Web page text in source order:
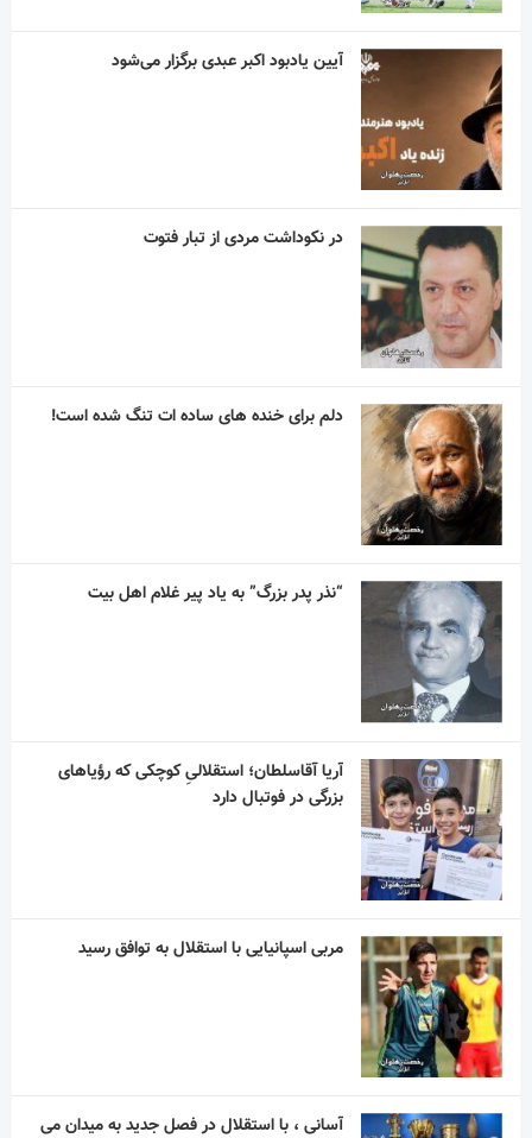
آیین یادبود اکبر عبدی برگزار می‌شود
در نکوداشت مردی از تبار فتوت
دلم برای خنده های ساده ات تنگ شده است!
“نذر پدر بزرگ” به یاد پیر غلام اهل بیت
آریا آقاسلطان؛ استقلالیِ کوچکی که رؤیاهای
بزرگی در فوتبال دارد
مربی اسپانیایی با استقلال به توافق رسید
آسانی ، با استقلال در فصل جدید به میدان می